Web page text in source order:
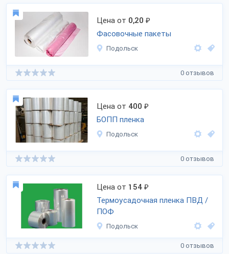
Цена от 0,20 ₽
Фасовочные пакеты
Подольск
0 отзывов
Цена от 400 ₽
БОПП пленка
Подольск
0 отзывов
Цена от 154 ₽
Термоусадочная пленка ПВД /
ПОФ
Подольск
0 отзывов